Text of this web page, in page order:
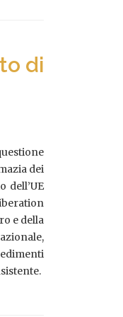
di
dei
dell’UE
e della